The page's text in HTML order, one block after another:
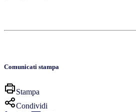
Comunicati stampa
Stampa
Condividi